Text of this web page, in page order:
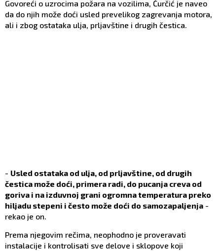
Govoreći o uzrocima požara na vozilima, Ćurčić je naveo
da do njih može doći usled prevelikog zagrevanja motora,
ali i zbog ostataka ulja, prljavštine i drugih čestica.
- Usled ostataka od ulja, od prljavštine, od drugih
čestica može doći, primera radi, do pucanja creva od
goriva i na izduvnoj grani ogromna temperatura preko
hiljadu stepeni i često može doći do samozapaljenja -
rekao je on.
Prema njegovim rečima, neophodno je proveravati
instalacije i kontrolisati sve delove i sklopove koji